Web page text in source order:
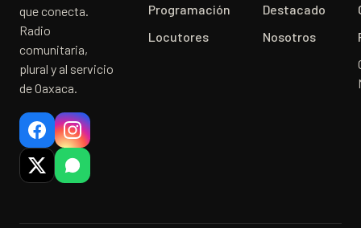
que conecta.
Radio
comunitaria,
plural y al servicio
de Oaxaca.
Programación
Locutores
Destacado
Nosotros